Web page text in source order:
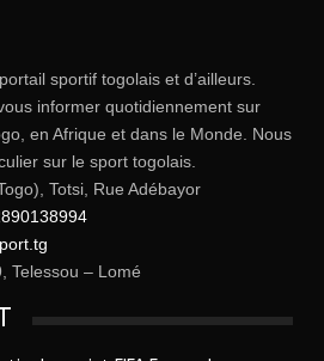
sportif togolais et d’ailleurs.
informer quotidiennement sur
en Afrique et dans le Monde. Nous
sur le sport togolais.
Totsi, Rue Adébayor
Telessou – Lomé